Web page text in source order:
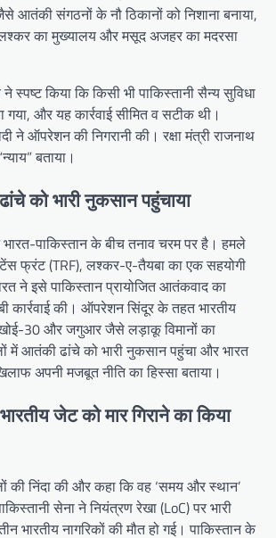
आतंकी संगठनों के नौ ठिकानों को निशाना बनाया,
का मुख्यालय और मसूद अजहर का मदरसा
ने स्पष्ट किया कि किसी भी पाकिस्तानी सैन्य सुविधा
गया, और यह कार्रवाई सीमित व सटीक थी।
ने ऑपरेशन की निगरानी की। रक्षा मंत्री राजनाथ
बताया।
को भारी नुकसान पहुंचाया
पाकिस्तान के बीच तनाव चरम पर है। हमले
फ्रंट (TRF), लश्कर-ए-तैयबा का एक सहयोगी
ने इसे पाकिस्तान प्रायोजित आतंकवाद का
कार्रवाई की। ऑपरेशन सिंदूर के तहत भारतीय
30 और जगुआर जैसे लड़ाकू विमानों का
में आतंकी ढांचे को भारी नुकसान पहुंचा और भारत
अपनी मजबूत नीति का हिस्सा बताया।
जेट को मार गिराने का किया
की निंदा की और कहा कि वह ‘समय और स्थान’
सेना ने नियंत्रण रेखा (LoC) पर भारी
भारतीय नागरिकों की मौत हो गई। पाकिस्तान के